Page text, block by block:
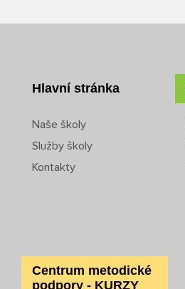
Hlavní stránka
Naše školy
Služby školy
Kontakty
Centrum metodické
podpory - KURZY